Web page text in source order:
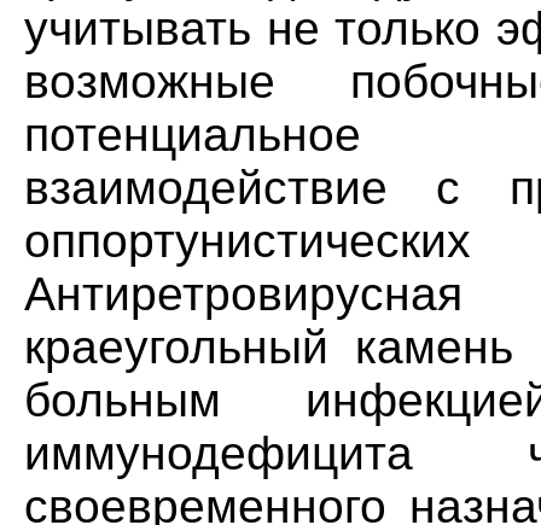
учитывать не только
возможные
взаимодействие с
краеугольный
больным
своевременного